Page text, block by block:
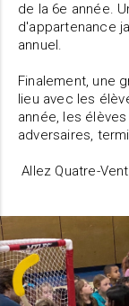
de la 6e année.
d'appartenance
annuel.
Finalement, une
lieu avec les
année, les
adversaires,
Allez Quatre-